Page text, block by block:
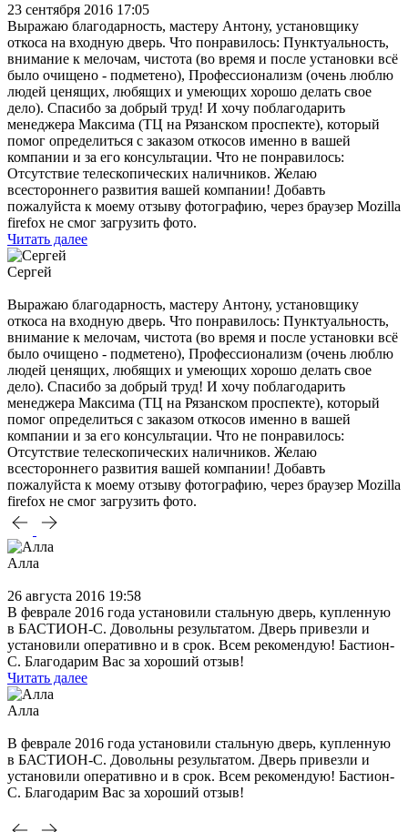
23 сентября 2016 17:05
Выражаю благодарность, мастеру Антону, установщику
откоса на входную дверь. Что понравилось: Пунктуальность,
внимание к мелочам, чистота (во время и после установки всё
было очищено - подметено), Профессионализм (очень люблю
людей ценящих, любящих и умеющих хорошо делать свое
дело). Спасибо за добрый труд! И хочу поблагодарить
менеджера Максима (ТЦ на Рязанском проспекте), который
помог определиться с заказом откосов именно в вашей
компании и за его консультации. Что не понравилось:
Отсутствие телескопических наличников. Желаю
всестороннего развития вашей компании! Добавть
пожалуйста к моему отзыву фотографию, через браузер Mozilla
firefox не смог загрузить фото.
Читать далее
Сергей
Выражаю благодарность, мастеру Антону, установщику
откоса на входную дверь. Что понравилось: Пунктуальность,
внимание к мелочам, чистота (во время и после установки всё
было очищено - подметено), Профессионализм (очень люблю
людей ценящих, любящих и умеющих хорошо делать свое
дело). Спасибо за добрый труд! И хочу поблагодарить
менеджера Максима (ТЦ на Рязанском проспекте), который
помог определиться с заказом откосов именно в вашей
компании и за его консультации. Что не понравилось:
Отсутствие телескопических наличников. Желаю
всестороннего развития вашей компании! Добавть
пожалуйста к моему отзыву фотографию, через браузер Mozilla
firefox не смог загрузить фото.
Алла
26 августа 2016 19:58
В феврале 2016 года установили стальную дверь, купленную
в БАСТИОН-С. Довольны результатом. Дверь привезли и
установили оперативно и в срок. Всем рекомендую! Бастион-
С. Благодарим Вас за хороший отзыв!
Читать далее
Алла
В феврале 2016 года установили стальную дверь, купленную
в БАСТИОН-С. Довольны результатом. Дверь привезли и
установили оперативно и в срок. Всем рекомендую! Бастион-
С. Благодарим Вас за хороший отзыв!